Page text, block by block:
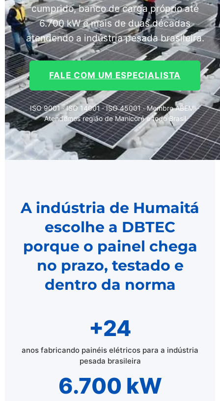
cumprido, banco de carga próprio até
6.700 kW e mais de duas décadas
atendendo a indústria pesada brasileira.
FALE COM UM ESPECIALISTA
ISO 9001 · ISO 14001 · ISO 45001 · Membro ABEMI ·
Atendemos região de Manicoré e todo Brasil
A indústria de Humaitá
escolhe a DBTEC
porque o painel chega
no prazo, testado e
dentro da norma
+24
anos fabricando painéis elétricos para a indústria
pesada brasileira
6.700 kW